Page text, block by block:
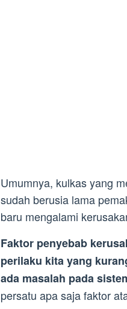
Umumnya, kulkas yang
sudah berusia lama
baru mengalami
Faktor penyebab
perilaku kita yang
ada masalah pada
persatu apa saja faktor